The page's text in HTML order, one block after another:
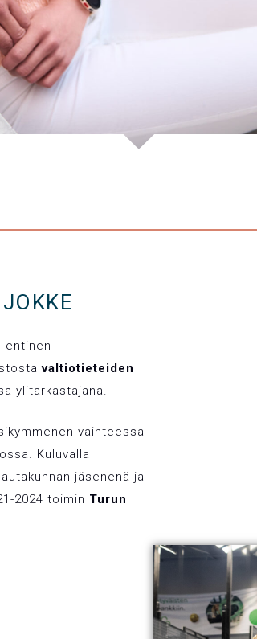
entinen
valtiotieteiden
ylitarkastajana.
vaihteessa
Kuluvalla
jäsenenä ja
2024 toimin Turun